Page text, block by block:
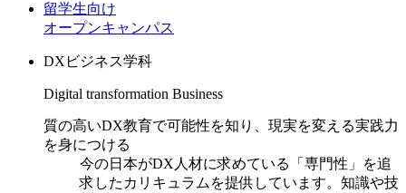
留学生向け
オープンキャンパス
DXビジネス学科
Digital transformation Business
質の高いDX教育で可能性を知り、現実を変える実践力
を身につける
今の日本がDX人材に求めている「専門性」を追
求したカリキュラムを提供しています。知識や技